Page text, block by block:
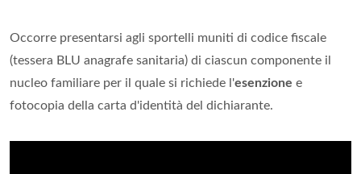
Occorre presentarsi agli sportelli muniti di codice fiscale
(tessera BLU anagrafe sanitaria) di ciascun componente il
nucleo familiare per il quale si richiede l'esenzione e
fotocopia della carta d'identità del dichiarante.